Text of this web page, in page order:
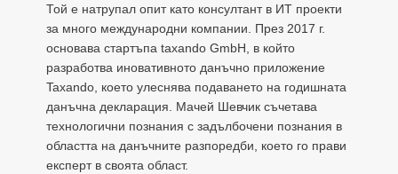
Той е натрупал опит като консултант в ИТ проекти
за много международни компании. През 2017 г.
основава стартъпа taxando GmbH, в който
разработва иновативното данъчно приложение
Taxando, което улеснява подаването на годишната
данъчна декларация. Мачей Шевчик съчетава
технологични познания с задълбочени познания в
областта на данъчните разпоредби, което го прави
експерт в своята област.